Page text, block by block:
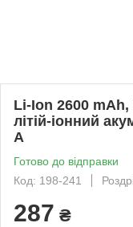
Li-Ion 2600 mAh,
літій-іонний
A
Готово до відправки
Код: 198-241
287 ₴